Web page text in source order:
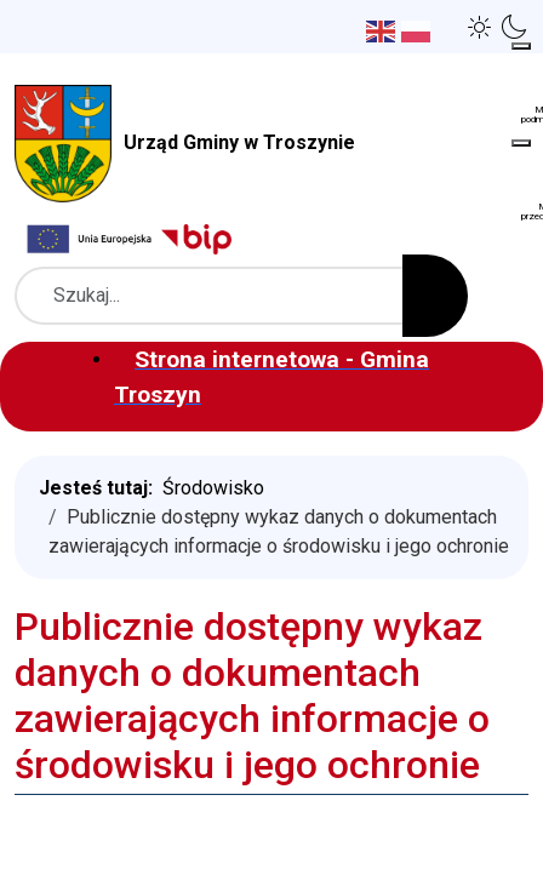
Urząd Gminy w Troszynie
Szukaj
Strona internetowa - Gmina
Troszyn
Jesteś tutaj: Środowisko
Publicznie dostępny wykaz danych o dokumentach
zawierających informacje o środowisku i jego ochronie
Publicznie dostępny wykaz
danych o dokumentach
zawierających informacje o
środowisku i jego ochronie